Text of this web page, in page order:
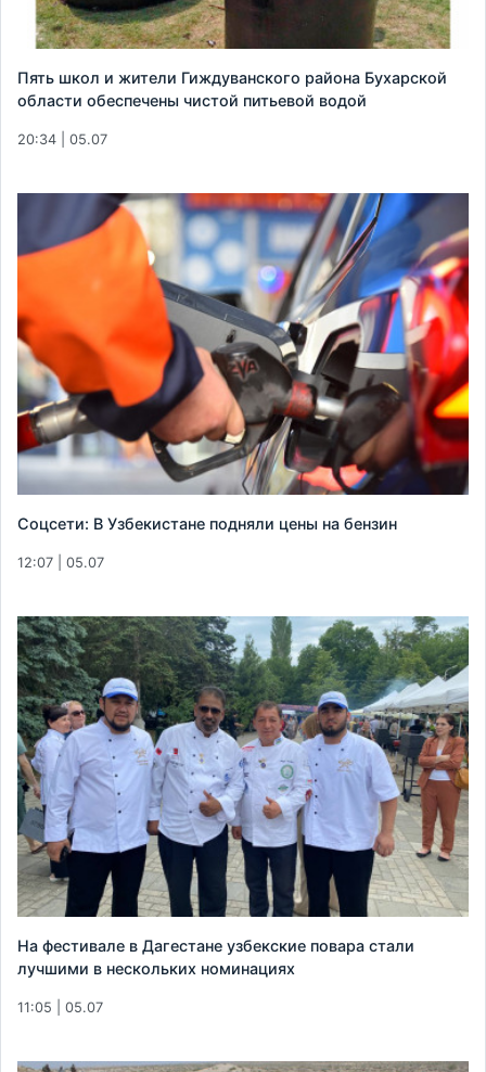
Пять школ и жители Гиждуванского района Бухарской
области обеспечены чистой питьевой водой
20:34 | 05.07
Соцсети: В Узбекистане подняли цены на бензин
12:07 | 05.07
На фестивале в Дагестане узбекские повара стали
лучшими в нескольких номинациях
11:05 | 05.07